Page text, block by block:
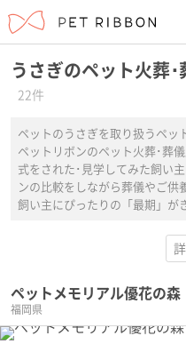
うさぎのペット火葬
22件
ペットのうさぎを取り扱うペッ
ペットリボンのペット火葬･葬
式をされた･見学してみた飼い
ンの比較をしながら葬儀やご供
飼い主にぴったりの「最期」が
ペットメモリアル優花の森
福岡県